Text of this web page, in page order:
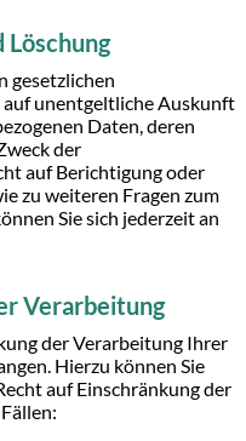
gesetzlichen
auf unentgeltliche Auskunft
Daten, deren
der
auf Berichtigung oder
zu weiteren Fragen zum
Sie sich jederzeit an
Verarbeitung
der Verarbeitung Ihrer
Hierzu können Sie
auf Einschränkung der